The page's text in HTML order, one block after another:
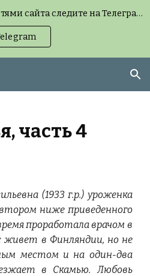
За обновлениями и новостями сайта следите на Телеграм-канале (можно без регистрации, но удобнее с подпиской) или на странице «Новости сайта».
часть 4
(1933 г.р.) уроженка
ниже приведенного
проработала врачом в
живет в Финляндии, но не
местом и на один-два
в Скамью. Любовь